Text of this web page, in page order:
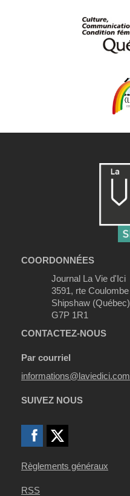
COORDONNÉES
Journal La Vie d'Ici
3591, rte Coulombe
Shipshaw (Québec)
G7P 1R1
CONTACTEZ-NOUS
Par courriel
informations@laviedici.com
SUIVEZ NOUS
Règlements généraux
RSS